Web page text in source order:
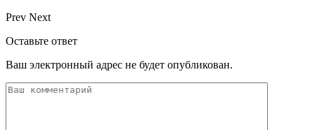
Prev Next
Оставьте ответ
Ваш электронный адрес не будет опубликован.